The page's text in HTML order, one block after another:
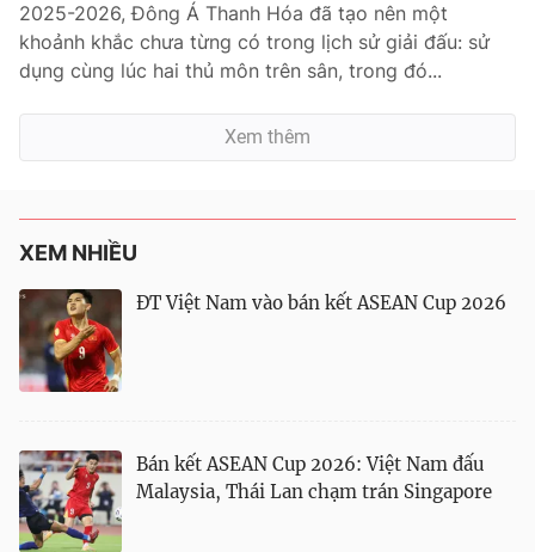
2025-2026, Đông Á Thanh Hóa đã tạo nên một
khoảnh khắc chưa từng có trong lịch sử giải đấu: sử
dụng cùng lúc hai thủ môn trên sân, trong đó...
Xem thêm
XEM NHIỀU
ĐT Việt Nam vào bán kết ASEAN Cup 2026
Bán kết ASEAN Cup 2026: Việt Nam đấu
Malaysia, Thái Lan chạm trán Singapore